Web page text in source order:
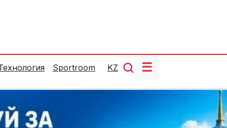
Sportroom KZ ☰